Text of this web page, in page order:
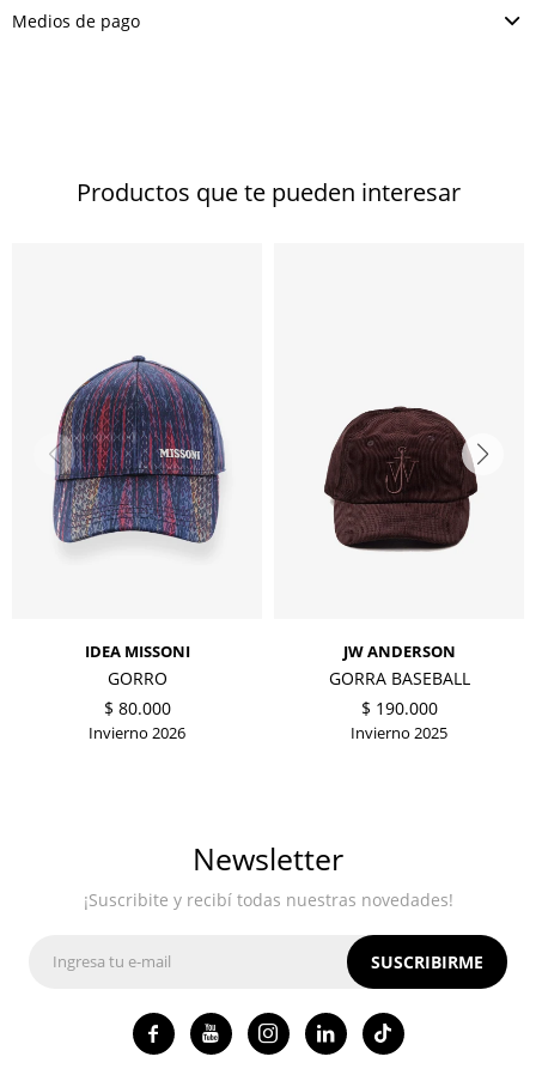
Medios de pago
Productos que te pueden interesar
IDEA MISSONI
GORRO
$ 80.000
Invierno 2026
JW ANDERSON
GORRA BASEBALL
$ 190.000
Invierno 2025
Newsletter
¡Suscribite y recibí todas nuestras novedades!
SUSCRIBIRME
   